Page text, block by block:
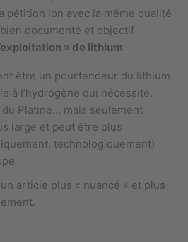
pétition ion avec la même qualité
bien documenté et objectif
» de lithium
être un pourfendeur du lithium
à l’hydrogène qui nécessite,
Platine… mais seulement
large et peut être plus
technologiquement)
article plus « nuancé » et plus